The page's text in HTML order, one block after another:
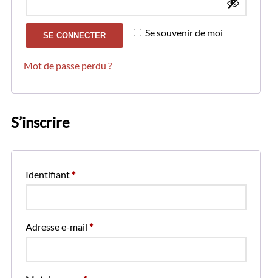
Se souvenir de moi
SE CONNECTER
Mot de passe perdu ?
S’inscrire
Identifiant*Obligatoire
Adresse e-mail *Obligatoire